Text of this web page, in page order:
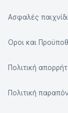
Ασφαλές παιχνίδι
Οροι και
Πολιτική
Πολιτική